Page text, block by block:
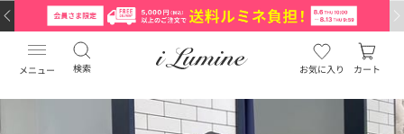
メニュー 検索 お気に入り カート